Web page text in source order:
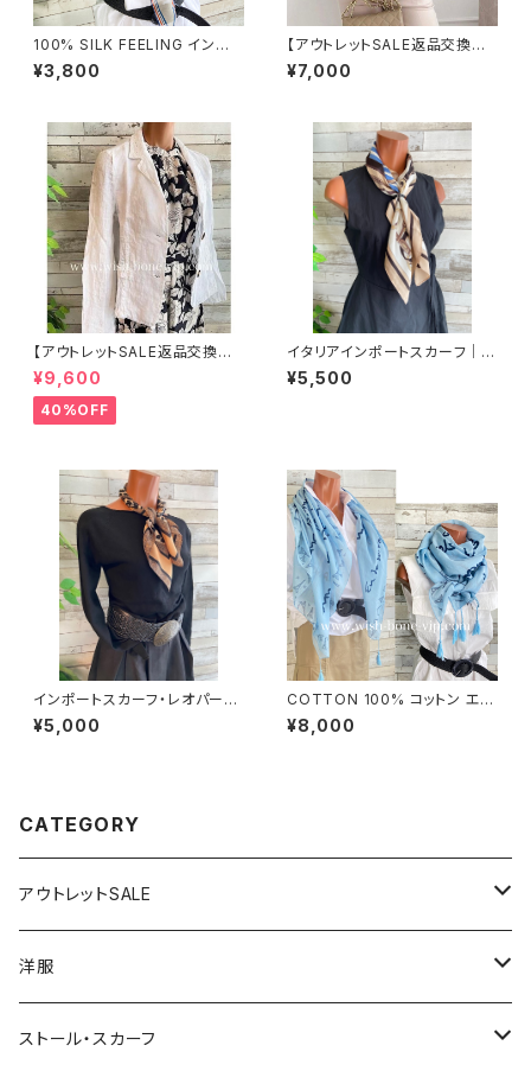
100% SILK FEELING インポ
ートスカーフ｜ 透けシフォンス
カーフ・アレンジ小さめスカー
¥3,800
【アウトレットSALE返品交換不
可8/20まで】イタリア製トップス
｜Made in ITALY｜ヨーロピ
¥7,000
【アウトレットSALE返品交換不
可8/20まで】イタリア製サマー
ジャケット｜Made in ITALY｜
リネン麻 飾りエリ ジャケット/ホ
ワイト
¥9,600
40%OFF
イタリアインポートスカーフ｜小
さめツヤスカーフ・SILK風 バッ
グスカーフ/ブルーストライプ・チ
¥5,500
インポートスカーフ・レオパード/
ヒョウ柄 小さめスカーフ ツヤス
カーフ・バッグスカーフ/レオパー
¥5,000
COTTON 100% コットン エッ
フェル塔 インポート大判ストー
ル ・心地よい肌触りのスカーフ/
¥8,000
CATEGORY
アウトレットSALE
1000円
2000円
洋服
インポートワンピース
ストール・スカーフ